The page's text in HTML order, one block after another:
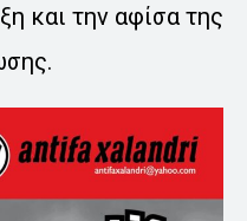
και την αφίσα της